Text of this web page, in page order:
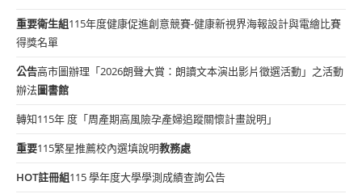
重要衛生組115年度健康促進創意競賽-健康新視界海報設計與電繪比賽
得獎名單
公告高市圖辦理「2026朗聲大賞：朗讀文本演出影片徵選活動」之活動
辦法圖書館
轉知115年 度「周產期高風險孕產婦追蹤關懷計畫說明」
重要115繁星推薦校內選填說明教務處
HOT註冊組115 學年度大學學測成績查詢公告